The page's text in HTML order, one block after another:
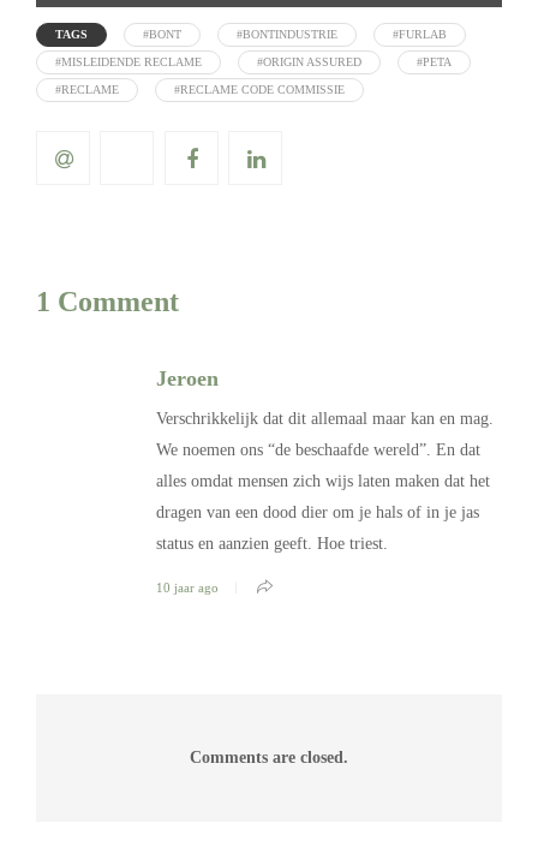
TAGS #BONT #BONTINDUSTRIE #FURLAB
#MISLEIDENDE RECLAME #ORIGIN ASSURED #PETA
#RECLAME #RECLAME CODE COMMISSIE
1 Comment
Jeroen
Verschrikkelijk dat dit allemaal maar kan en mag.
We noemen ons “de beschaafde wereld”. En dat
alles omdat mensen zich wijs laten maken dat het
dragen van een dood dier om je hals of in je jas
status en aanzien geeft. Hoe triest.
10 jaar ago
Comments are closed.